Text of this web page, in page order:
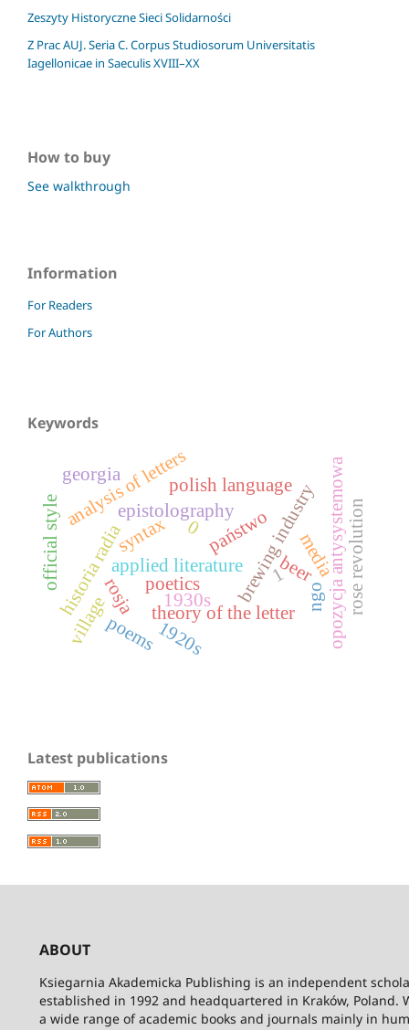
Zeszyty Historyczne Sieci Solidarności
Z Prac AUJ. Seria C. Corpus Studiosorum Universitatis
Iagellonicae in Saeculis XVIII–XX
How to buy
See walkthrough
Information
For Readers
For Authors
Keywords
brewing industry
beer
theory of the letter
epistolography
applied literature
analysis of letters
historia radia media
państwo
0
syntax
polish language
rosja opozycja antysystemowa
official style
village
poetics
poems
georgia
rose revolution
1
1920s
1930s ngo
Latest publications
ABOUT
Ksiegarnia Akademicka Publishing is an independent
established in 1992 and headquartered in Kraków, Poland.
a wide range of academic books and journals mainly in